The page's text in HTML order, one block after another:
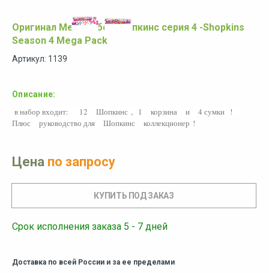
Оригинал Мега набор Шопкинс серия 4 -Shopkins
Season 4 Mega Pack
Артикул: 1139
Описание:
в набор входит: 12 Шопкинс , 1 корзина и 4 сумки !
Плюс
руководство для Шопкинс коллекционер !
Цена по запросу
Срок исполнения заказа 5 - 7 дней
Доставка по всей России и за ее пределами